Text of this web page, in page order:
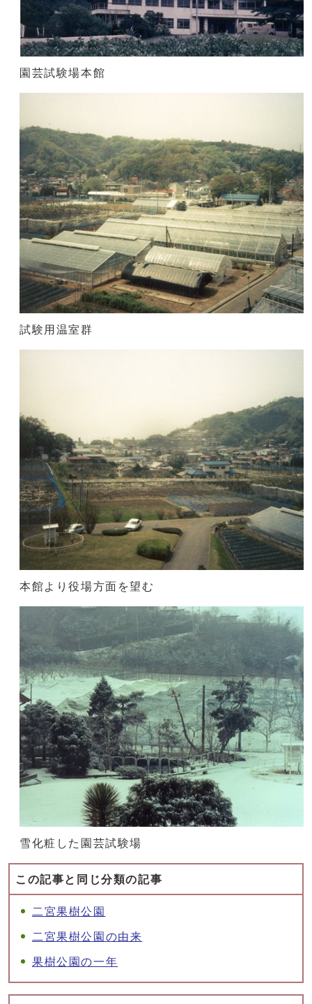
園芸試験場本館
試験用温室群
本館より役場方面を望む
雪化粧した園芸試験場
この記事と同じ分類の記事
二宮果樹公園
二宮果樹公園の由来
果樹公園の一年